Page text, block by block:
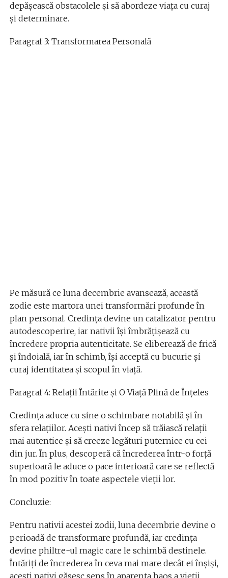
depășească obstacolele și să abordeze viața cu curaj
și determinare.
Paragraf 3: Transformarea Personală
Pe măsură ce luna decembrie avansează, această
zodie este martora unei transformări profunde în
plan personal. Credința devine un catalizator pentru
autodescoperire, iar nativii își îmbrățișează cu
încredere propria autenticitate. Se eliberează de frică
și îndoială, iar în schimb, își acceptă cu bucurie și
curaj identitatea și scopul în viață.
Paragraf 4: Relații Întărite și O Viață Plină de Înțeles
Credința aduce cu sine o schimbare notabilă și în
sfera relațiilor. Acești nativi încep să trăiască relații
mai autentice și să creeze legături puternice cu cei
din jur. În plus, descoperă că încrederea într-o forță
superioară le aduce o pace interioară care se reflectă
în mod pozitiv în toate aspectele vieții lor.
Concluzie:
Pentru nativii acestei zodii, luna decembrie devine o
perioadă de transformare profundă, iar credința
devine philtre-ul magic care le schimbă destinele.
Întăriți de încrederea în ceva mai mare decât ei înșiși,
acești nativi găsesc sens în aparenta haos a vieții.